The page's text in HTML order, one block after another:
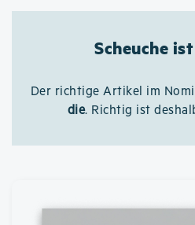
Scheuche
Der richtige Artikel im
die. Richtig ist